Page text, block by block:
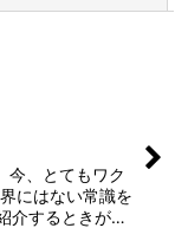
、とてもワク
にはない常識を
介するときが…